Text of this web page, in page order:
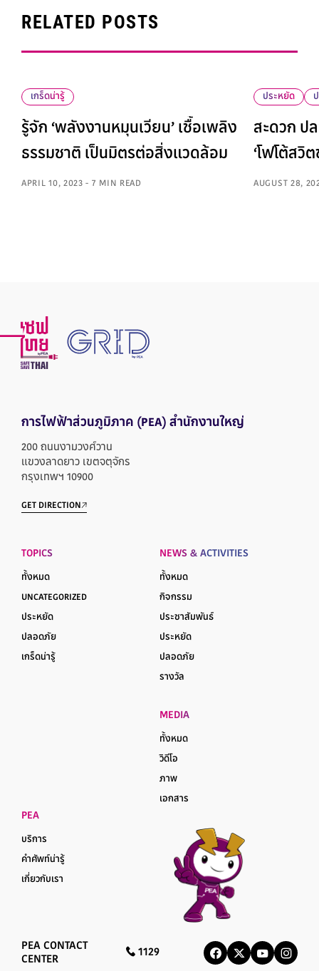
RELATED POSTS
เกร็ดน่ารู้
รู้จัก ‘พลังงานหมุนเวียน’ เชื้อเพลิง
ธรรมชาติ เป็นมิตรต่อสิ่งแวดล้อม
APRIL 10, 2023 - 7 MIN READ
ประหยัด
สะดวก ป
‘โฟโต้สวิต
AUGUST 28,
การไฟฟ้าส่วนภูมิภาค (PEA) สำนักงานใหญ่
200 ถนนงามวงศ์วาน
แขวงลาดยาว เขตจตุจักร
กรุงเทพฯ 10900
GET DIRECTION
TOPICS
ทั้งหมด
UNCATEGORIZED
ประหยัด
ปลอดภัย
เกร็ดน่ารู้
NEWS & ACTIVITIES
ทั้งหมด
กิจกรรม
ประชาสัมพันธ์
ประหยัด
ปลอดภัย
รางวัล
MEDIA
ทั้งหมด
วิดีโอ
ภาพ
เอกสาร
PEA
บริการ
คำศัพท์น่ารู้
เกี่ยวกับเรา
PEA CONTACT
CENTER
1129